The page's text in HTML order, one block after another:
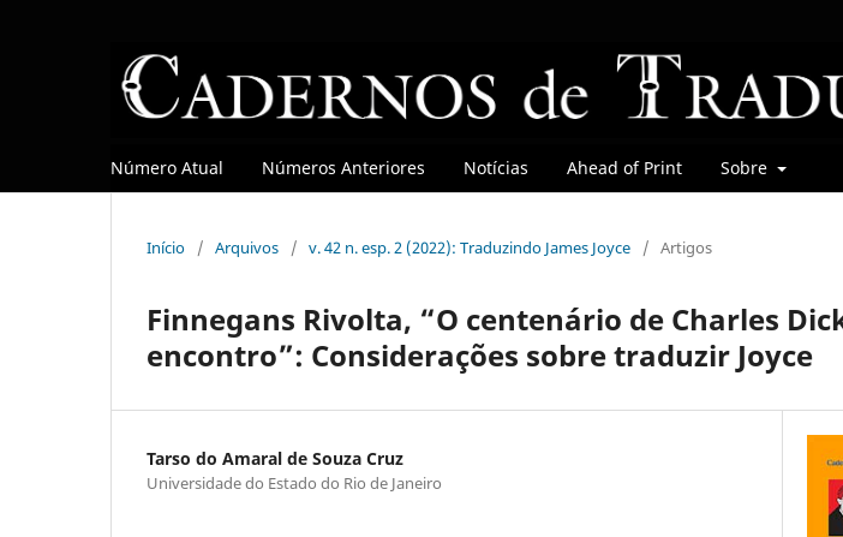
Número Atual Números Anteriores Notícias Ahead of Print Sobre
Início / Arquivos / v. 42 n. esp. 2 (2022): Traduzindo James Joyce / Artigos
Finnegans Rivolta, “O centenário de Charles
encontro”: Considerações sobre traduzir Joyce
Tarso do Amaral de Souza Cruz
Universidade do Estado do Rio de Janeiro